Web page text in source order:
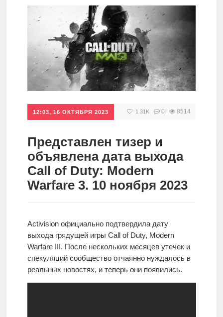
игры
Культовые
игры
12:03, 16 ОКТЯБРЯ 2023 1.31K 0 8514
Представлен тизер и
объявлена дата выхода
Call of Duty: Modern
Warfare 3. 10 ноября 2023
Activision официально подтвердила дату
выхода грядущей игры Call of Duty, Modern
Warfare III. После нескольких месяцев утечек и
спекуляций сообщество отчаянно нуждалось в
реальных новостях, и теперь они появились.